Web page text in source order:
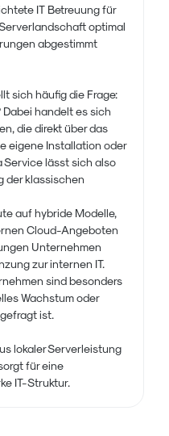
IT Betreuung für
optimal
abgestimmt
sich häufig die Frage:
handelt es sich
die direkt über das
eigene Installation oder
Service lässt sich also
der klassischen
auf hybride Modelle,
Cloud-Angeboten
Unternehmen
zur internen IT.
sind besonders
Wachstum oder
ist.
lokaler Serverleistung
für eine
IT-Struktur.